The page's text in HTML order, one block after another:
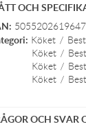
OCH
5055202619647
Köket /
Köket /
Köket /
Köket /
OCH SVAR